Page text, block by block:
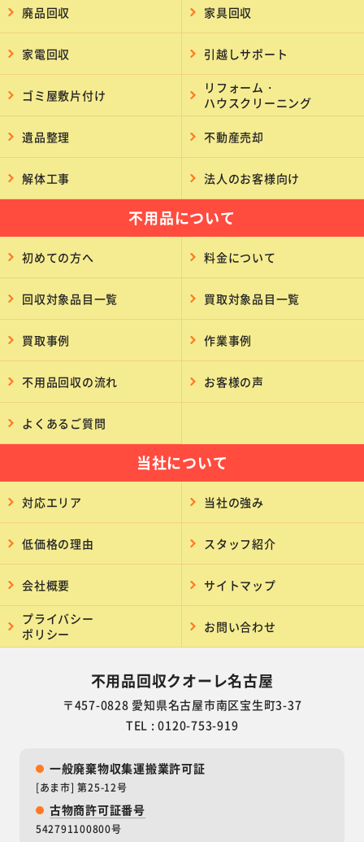
廃品回収 家具回収
家電回収 引越しサポート
ゴミ屋敷片付け
リフォーム・
ハウスクリーニング
遺品整理 不動産売却
解体工事 法人のお客様向け
不用品について
初めての方へ 料金について
回収対象品目一覧 買取対象品目一覧
買取事例 作業事例
不用品回収の流れ お客様の声
よくあるご質問
当社について
対応エリア 当社の強み
低価格の理由 スタッフ紹介
会社概要 サイトマップ
プライバシー
ポリシー
お問い合わせ
不用品回収クオーレ名古屋
〒457-0828 愛知県名古屋市南区宝生町3-37
TEL : 0120-753-919
一般廃棄物収集運搬業許可証
[あま市] 第25-12号
古物商許可証番号
542791100800号